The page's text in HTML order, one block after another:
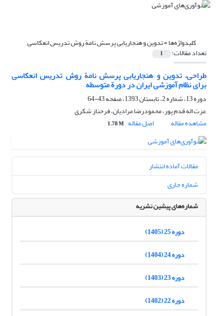
کلیدواژه‌ها =تدوین و هنجاریابی پرسش نامة روش تدریس انعکاسی
تعداد مقالات: 1
طراحی، تدوین و هنجاریابی پرسش نامة روش تدریس انعکاسی
برای نظام آموزشی ایران در دورة متوسطه
دوره 13، شماره 2، تابستان 1393، صفحه
43-64
عزت اله قدم پور، محمودرضا مرادیان، فرحناز شکری
مشاهده مقاله
اصل مقاله 1.78 M
مقالات آماده انتشار
شماره جاری
شماره‌های پیشین نشریه
دوره 25 (1405)
دوره 24 (1404)
دوره 23 (1403)
دوره 22 (1402)